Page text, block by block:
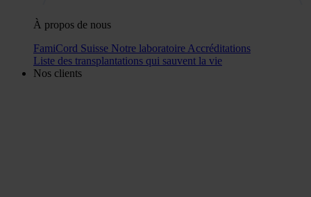
À propos de nous
FamiCord Suisse Notre laboratoire Accréditations
Liste des transplantations qui sauvent la vie
Nos clients